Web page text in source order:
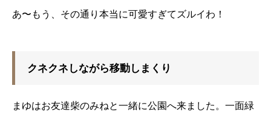
あ〜もう、その通り本当に可愛すぎてズルイわ！
クネクネしながら移動しまくり
まゆはお友達柴のみねと一緒に公園へ来ました。一面緑